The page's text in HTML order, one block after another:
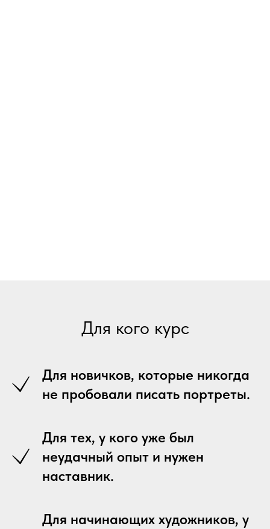
Для кого курс
Для новичков, которые никогда
не пробовали писать портреты.
Для тех, у кого уже был
неудачный опыт и нужен
наставник.
Для начинающих художников, у